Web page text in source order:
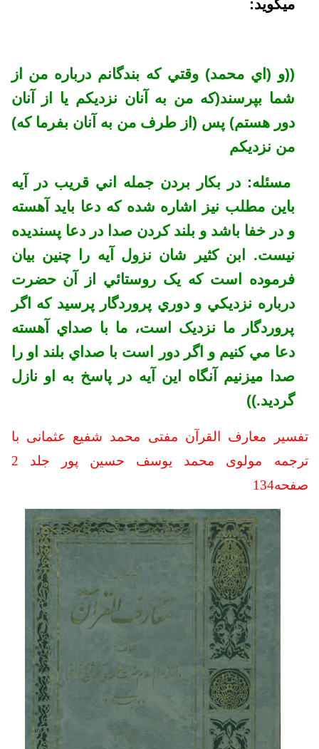
ميگويد:
((و (اي محمد) وقتي که بندگانم درباره من از
شما بپرسند(که من به آنان نزديکم يا از آنان
دور هستم) پس (از طرف من به آنان بفرما که)
من نزديکم
مسئله: در بکار بردن جمله اني قريب در آيه
باين مطلب نيز اشاره شده که دعا بايد آهسته
و در خفا باشد و بلند کردن صدا در دعا پسنديده
نيست. ابن کثير شان نزول آيه را چنين بيان
فرموده است که يک روستائي از آن حضرت
درباره نزديکي و دوري پروردگار پرسيد که اگر
پروردگار ما نزديک است، ما با صداي آهسته
دعا مي کنيم و اگر دور است با صداي بلند او را
صدا ميزنيم آنگاه اين آيه در پاسخ به او نازل
گرديد.))
تفسیر معارف القرآن مفتی محمد شفیع عثمانی با
ترجمه مولوی محمد یوسف حسین پور جلد 2
صفحه134